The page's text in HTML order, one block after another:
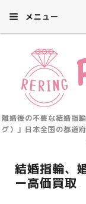
メニュー
離婚後の不要な結婚指
グ）」日本全国の都道
結婚指輪、
ー高価買取